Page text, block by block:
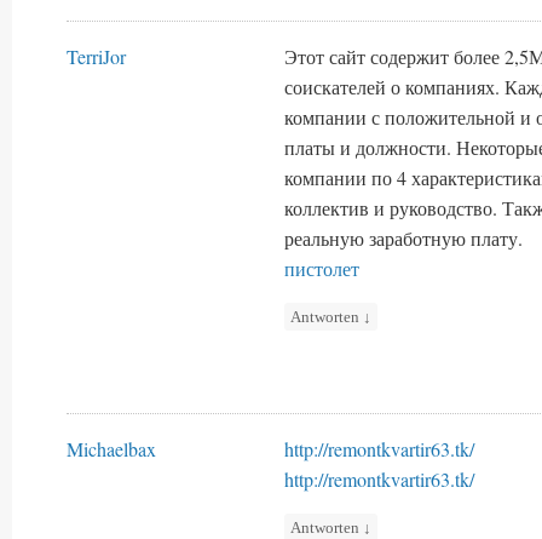
TerriJor
Этот сайт содержит более
соискателей о компаниях.
компании с положительной и
платы и должности.
компании по 4
коллектив и руководство.
реальную заработную плату.
пистолет
Antworten ↓
Michaelbax
http://remontkvartir63.tk/
http://remontkvartir63.tk/
Antworten ↓